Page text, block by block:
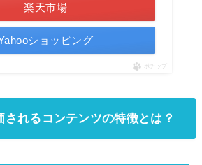
楽天市場
ショッピング
ポチップ
れるコンテンツの特徴とは？